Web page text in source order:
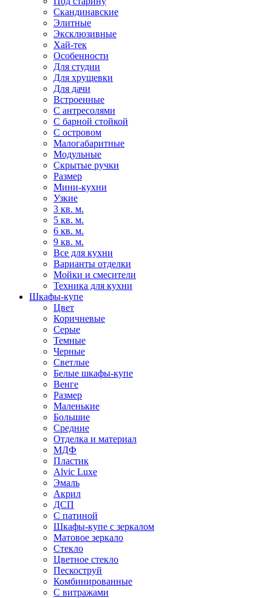
Скандинавские
Элитные
Эксклюзивные
Хай-тек
Особенности
Для студии
Для хрущевки
Для дачи
Встроенные
С антресолями
С барной стойкой
С островом
Малогабаритные
Модульные
Скрытые ручки
Размер
Мини-кухни
Узкие
3 кв. м.
5 кв. м.
6 кв. м.
9 кв. м.
Все для кухни
Варианты отделки
Мойки и смесители
Техника для кухни
Шкафы-купе
Цвет
Коричневые
Серые
Темные
Черные
Светлые
Белые шкафы-купе
Венге
Размер
Маленькие
Большие
Средние
Отделка и материал
МДФ
Пластик
Alvic Luxe
Эмаль
Акрил
ДСП
С патиной
Шкафы-купе с зеркалом
Матовое зеркало
Стекло
Цветное стекло
Пескоструй
Комбинированные
С витражами